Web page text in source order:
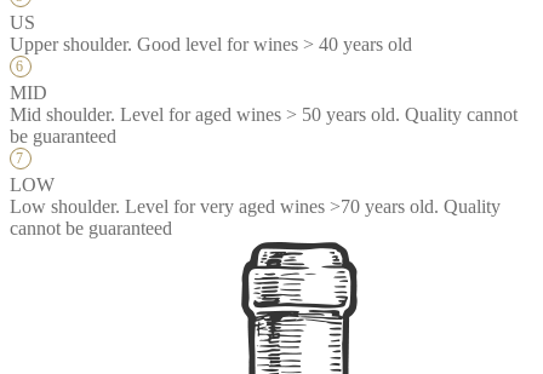
US
Upper shoulder. Good level for wines > 40 years old
MID
Mid shoulder. Level for aged wines > 50 years old. Quality cannot
be guaranteed
LOW
Low shoulder. Level for very aged wines >70 years old. Quality
cannot be guaranteed